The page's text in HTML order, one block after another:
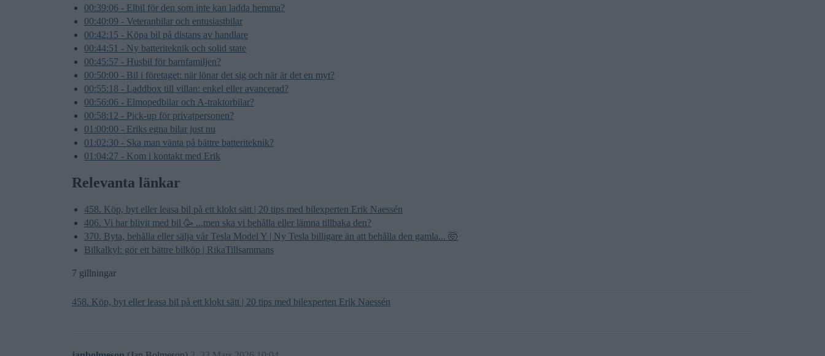
00:39:06 - Elbil för den som inte kan ladda hemma?
00:40:09 - Veteranbilar och entusiastbilar
00:42:15 - Köpa bil på distans av handlare
00:44:51 - Ny batteriteknik och solid state
00:45:57 - Husbil för barnfamiljen?
00:50:00 - Bil i företaget: när lönar det sig och när är det en myt?
00:55:18 - Laddbox till villan: enkel eller avancerad?
00:56:06 - Elmopedbilar och A-traktorbilar?
00:58:12 - Pick-up för privatpersonen?
01:00:00 - Eriks egna bilar just nu
01:02:30 - Ska man vänta på bättre batteriteknik?
01:04:27 - Kom i kontakt med Erik
Relevanta länkar
458. Köp, byt eller leasa bil på ett klokt sätt | 20 tips med bilexperten Erik Naessén
406. Vi har blivit med bil 🥳 ...men ska vi behålla eller lämna tillbaka den?
370. Byta, behålla eller sälja vår Tesla Model Y | Ny Tesla billigare än att behålla den gamla... 🤯
Bilkalkyl: gör ett bättre bilköp | RikaTillsammans
7 gillningar
458. Köp, byt eller leasa bil på ett klokt sätt | 20 tips med bilexperten Erik Naessén